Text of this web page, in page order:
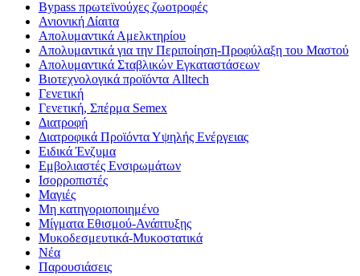
Bypass πρωτεϊνούχες ζωοτροφές
Ανιονική Δίαιτα
Απολυμαντικά Αμελκτηρίου
Απολυμαντικά για την Περιποίηση-Προφύλαξη του Μαστού
Απολυμαντικά Σταβλικών Εγκαταστάσεων
Βιοτεχνολογικά προϊόντα Alltech
Γενετική
Γενετική, Σπέρμα Semex
Διατροφή
Διατροφικά Προϊόντα Υψηλής Ενέργειας
Ειδικά Ένζυμα
Εμβολιαστές Ενσιρωμάτων
Ισορροπιστές
Μαγιές
Μη κατηγοριοποιημένο
Μίγματα Εθισμού-Ανάπτυξης
Μυκοδεσμευτικά-Μυκοστατικά
Νέα
Παρουσιάσεις